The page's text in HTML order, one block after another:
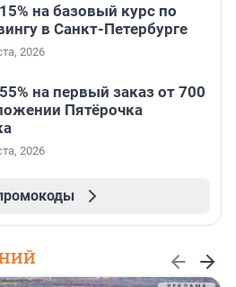
на базовый курс по
в Санкт-Петербурге
2026
на первый заказ от 700
Пятёрочка
2026